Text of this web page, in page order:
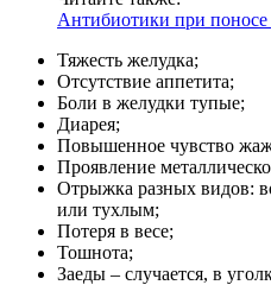
Антибиотики при поносе
Тяжесть желудка;
Отсутствие аппетита;
Боли в желудки тупые;
Диарея;
Повышенное чувство
Проявление
Отрыжка разных видов:
или тухлым;
Потеря в весе;
Тошнота;
Заеды – случается, в